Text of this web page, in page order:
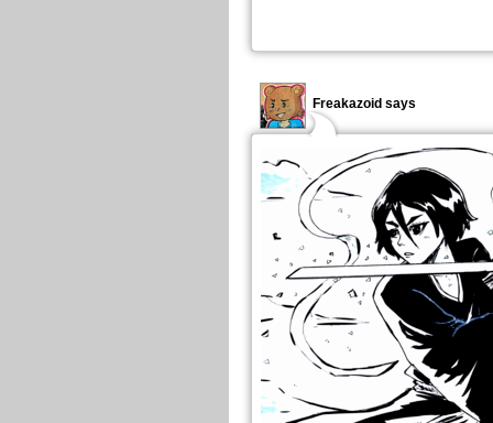
Freakazoid says